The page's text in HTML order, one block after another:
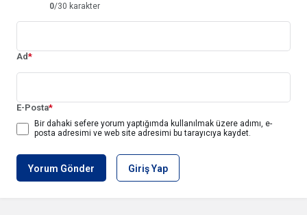
0/30 karakter
Ad*
E-Posta*
Bir dahaki sefere yorum yaptığımda kullanılmak üzere adımı, e-
posta adresimi ve web site adresimi bu tarayıcıya kaydet.
Yorum Gönder Giriş Yap